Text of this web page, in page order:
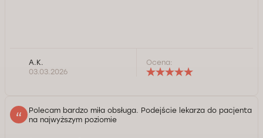
A.K.
03.03.2026
Ocena:
Polecam bardzo miła obsługa. Podejście lekarza do pacjenta
na najwyższym poziomie